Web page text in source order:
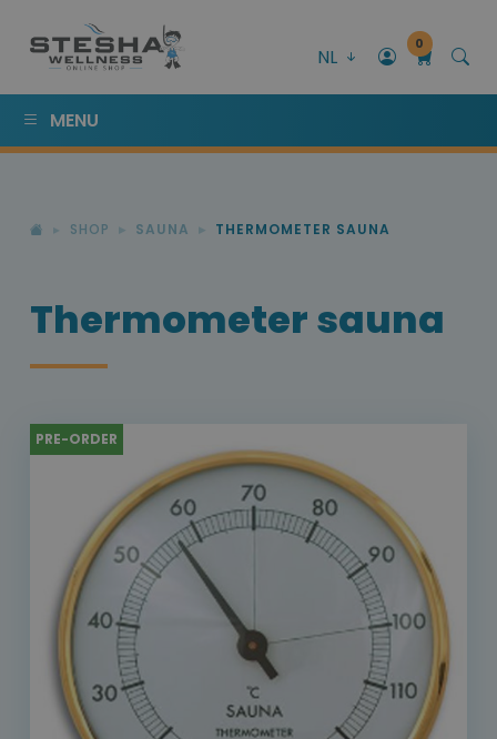
NL
0
MENU
SHOP SAUNA THERMOMETER SAUNA
Thermometer sauna
PRE-ORDER